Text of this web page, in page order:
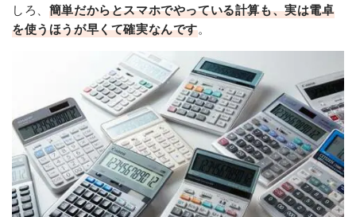
しろ、 簡単だからとスマホでやっている計算も、実は電卓
を使うほうが早くて確実なんです。